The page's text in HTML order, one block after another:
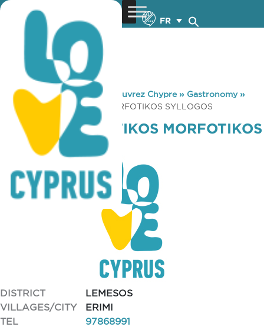
FR
You are here: Home »Découvrez Chypre» Gastronomy»
KOURRIS ATHLITIKOS MORFOTIKOS SYLLOGOS
KOURRIS ATHLITIKOS MORFOTIKOS
SYLLOGOS
DISTRICT
LEMESOS
VILLAGES/CITY
ERIMI
TEL
97868991